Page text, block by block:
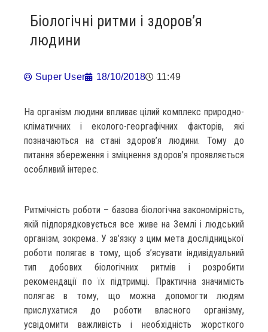
Біологічні ритми і здоров’я
людини
Super User 18/10/2018 11:49
На організм людини впливає цілий комплекс природно-
кліматичних і еколого-георгафічних факторів, які
позначаються на стані здоров’я людини. Тому до
питання збереження і зміцнення здоров’я проявляється
особливий інтерес.
Ритмічність роботи – базова біологічна закономірність,
якій підпорядковується все живе на Землі і людський
організм, зокрема. У зв’язку з цим мета дослідницької
роботи полягає в тому, щоб з’ясувати індивідуальний
тип добових біологічних ритмів і розробити
рекомендації по їх підтримці. Практична значимість
полягає в тому, що можна допомогти людям
прислухатися до роботи власного організму,
усвідомити важливість і необхідність жорсткого